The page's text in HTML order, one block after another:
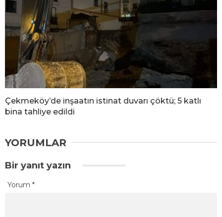
Çekmeköy’de inşaatın istinat duvarı çöktü; 5 katlı
bina tahliye edildi
YORUMLAR
Bir yanıt yazın
Yorum *